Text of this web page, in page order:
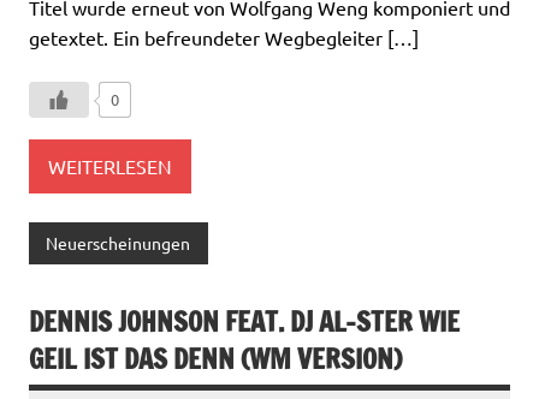
Titel wurde erneut von Wolfgang Weng komponiert und
getextet. Ein befreundeter Wegbegleiter […]
0
WEITERLESEN
Neuerscheinungen
DENNIS JOHNSON FEAT. DJ AL-STER WIE
GEIL IST DAS DENN (WM VERSION)